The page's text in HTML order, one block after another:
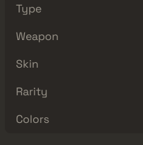
Type
Weapon
Skin
Rarity
Colors